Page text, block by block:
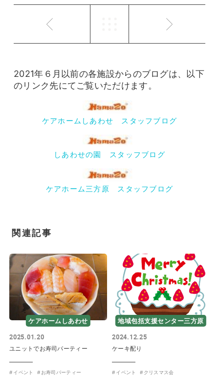
2021年６月以前の各施設からのブログは、以下
のリンク先にてご覧いただけます。
ケアホームしあわせ スタッフブログ
しあわせの園 スタッフブログ
ケアホーム三方原 スタッフブログ
関連記事
ケアホームしあわせ
2025.01.20
ユニットでお寿司パーティー
イベント お寿司パーティー
地域包括支援センター三方原
2024.12.25
ケーキ配り
イベント クリスマス会